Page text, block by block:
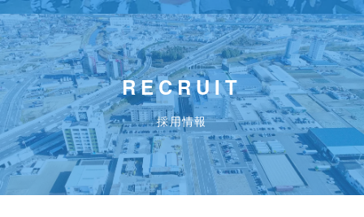
RECRUIT
採用情報